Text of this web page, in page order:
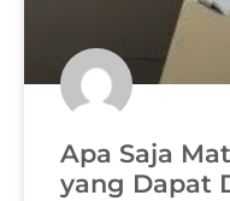
Apa Saja
yang Dapat